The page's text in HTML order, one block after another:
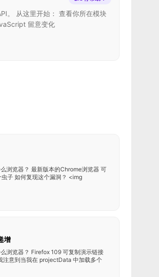
。 从这里开始： 查看你所在模块
留意变化
浏览器？ 最新版本的Chrome浏览器 可
子 如何复现这个漏洞？ <img
增
浏览器？ Firefox 109 可复制演示链接
意到当我在 projectData 中加载多个